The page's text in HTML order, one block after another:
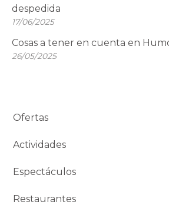
despedida
17/06/2025
Cosas a tener en cuenta en
26/05/2025
Ofertas
Actividades
Espectáculos
Restaurantes